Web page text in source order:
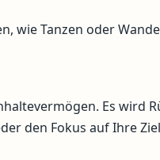
wie Tanzen oder
Es wird
den Fokus auf Ihre